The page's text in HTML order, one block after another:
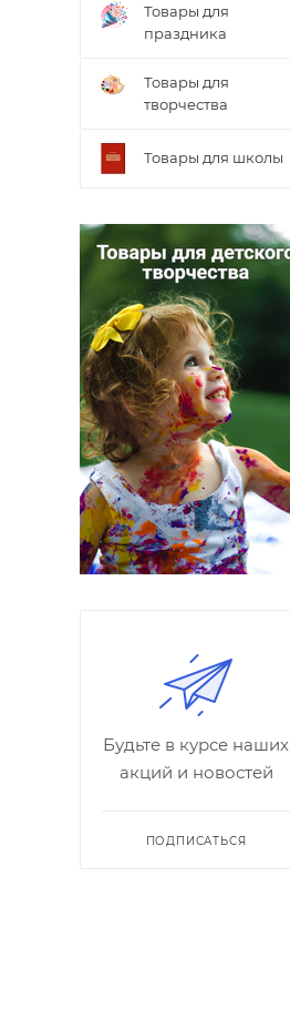
Товары для
праздника
Товары для
творчества
Товары для школы
Будьте в курсе наших
акций и новостей
ПОДПИСАТЬСЯ